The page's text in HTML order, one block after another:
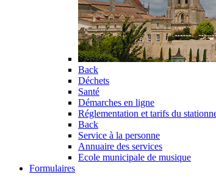
Back
Déchets
Santé
Démarches en ligne
Réglementation et tarifs du
Back
Service à la personne
Annuaire des services
Ecole municipale de musique
Formulaires